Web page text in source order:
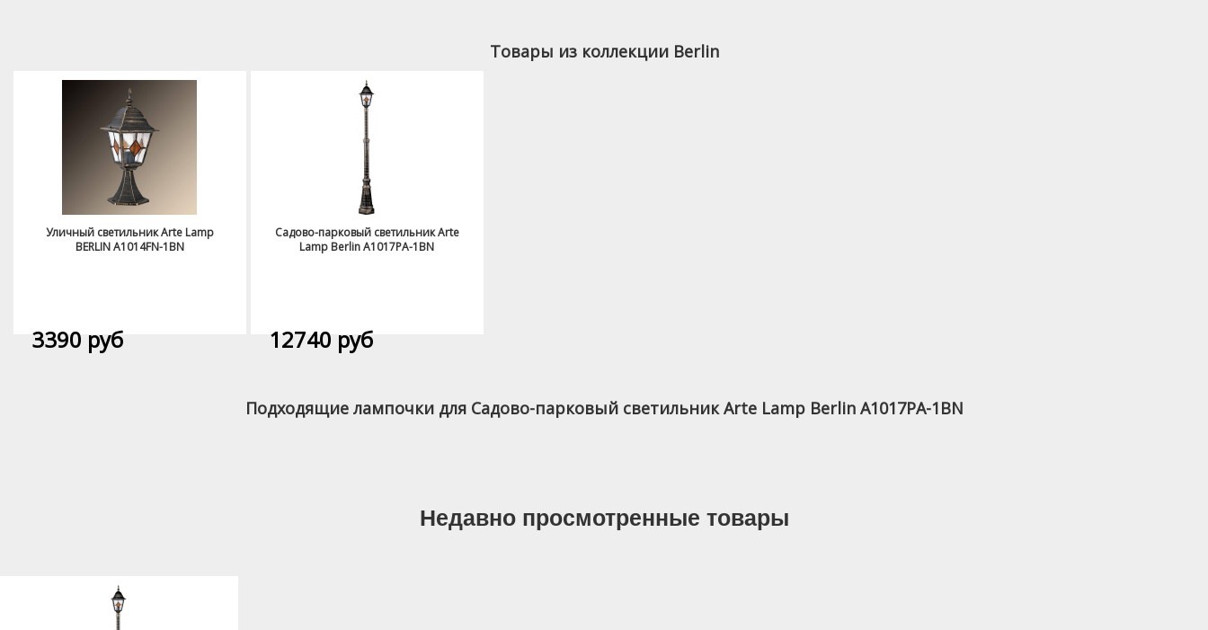
Товары из коллекции Berlin
Уличный светильник Arte Lamp
BERLIN A1014FN-1BN
3390 руб
Садово-парковый светильник Arte
Lamp Berlin A1017PA-1BN
12740 руб
Подходящие лампочки для Садово-парковый светильник Arte Lamp Berlin A1017PA-1BN
Недавно просмотренные товары